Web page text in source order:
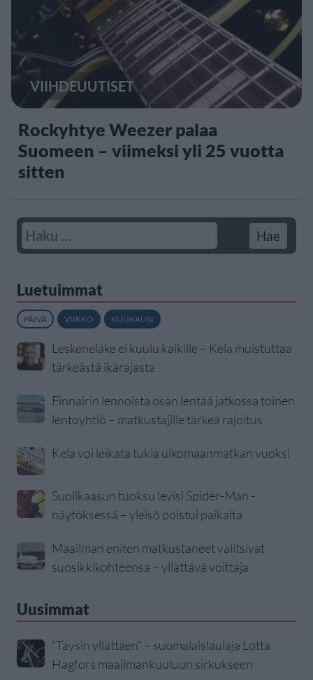
VIIHDEUUTISET
Rockyhtye Weezer palaa
Suomeen – viimeksi yli 25 vuotta
sitten
Luetuimmat
PÄIVÄ VIIKKO KUUKAUSI
Leskeneläke ei kuulu kaikille – Kela muistuttaa
tärkeästä ikärajasta
Finnairin lennoista osan lentää jatkossa toinen
lentoyhtiö – matkustajille tärkeä rajoitus
Kela voi leikata tukia ulkomaanmatkan vuoksi
Suolikaasun tuoksu levisi Spider-Man -
näytöksessä – yleisö poistui paikalta
Maailman eniten matkustaneet valitsivat
suosikkikohteensa – yllättävä voittaja
Uusimmat
”Täysin yllättäen” – suomalaislaulaja Lotta
Hagfors maailmankuuluun sirkukseen